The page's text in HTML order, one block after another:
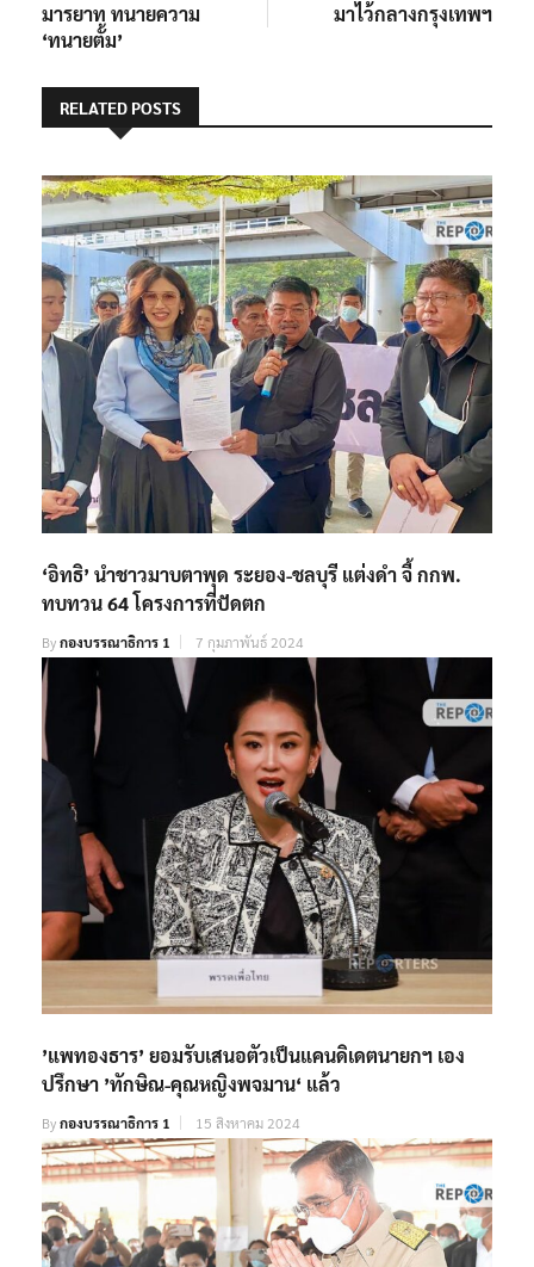
มารยาท ทนายความ
‘ทนายตั้ม’
มาไว้กลางกรุงเทพฯ
RELATED POSTS
‘อิทธิ’ นำชาวมาบตาพุด ระยอง-ชลบุรี แต่งดำ จี้ กกพ.
ทบทวน 64 โครงการที่ปัดตก
Byกองบรรณาธิการ 1 7 กุมภาพันธ์ 2024
’แพทองธาร’ ยอมรับเสนอตัวเป็นแคนดิเดตนายกฯ เอง
ปรึกษา ’ทักษิณ-คุณหญิงพจมาน‘ แล้ว
Byกองบรรณาธิการ 1 15 สิงหาคม 2024